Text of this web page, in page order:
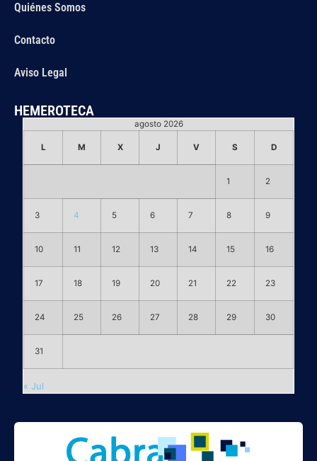
Quiénes Somos
Contacto
Aviso Legal
HEMEROTECA
agosto 2026
L M X J V S D
1 2
3 4 5 6 7 8 9
10 11 12 13 14 15 16
17 18 19 20 21 22 23
24 25 26 27 28 29 30
31
« Jul